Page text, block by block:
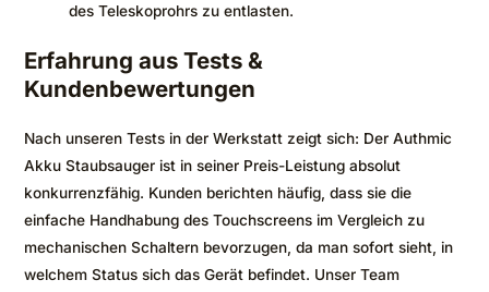
des Teleskoprohrs zu entlasten.
Erfahrung aus Tests &
Kundenbewertungen
Nach unseren Tests in der Werkstatt zeigt sich: Der Authmic
Akku Staubsauger ist in seiner Preis-Leistung absolut
konkurrenzfähig. Kunden berichten häufig, dass sie die
einfache Handhabung des Touchscreens im Vergleich zu
mechanischen Schaltern bevorzugen, da man sofort sieht, in
welchem Status sich das Gerät befindet. Unser Team